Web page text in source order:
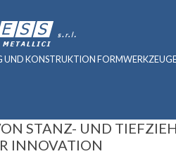
UND KONSTRUKTION
STANZ- UND
INNOVATION